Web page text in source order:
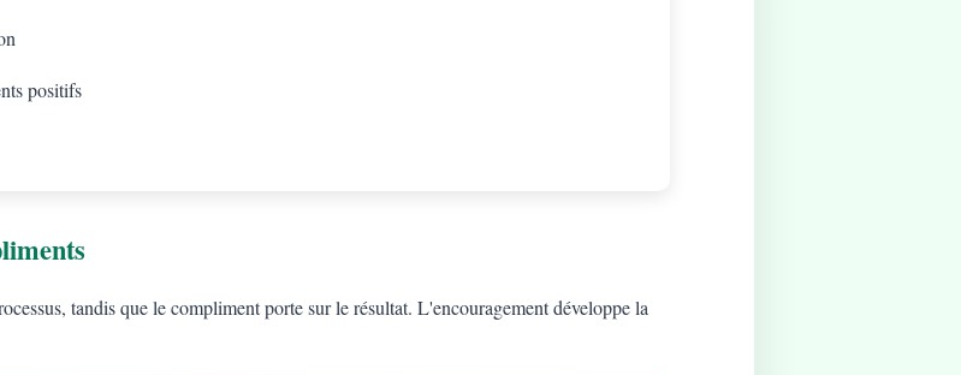
positifs
tandis que le compliment porte sur le résultat. L'encouragement développe la